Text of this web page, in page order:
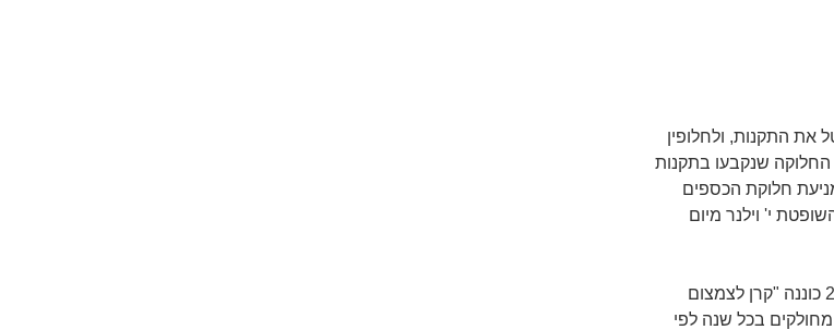
את התקנות, ולחלופין
החלוקה שנקבעו בתקנות
חלוקת הכספים
י' וילנר מיום
להלן בתמצית רבה רקע הדברים. בחוק ההתייעלות 2016 כוננה "קרן לצמצום
בכל שנה לפי